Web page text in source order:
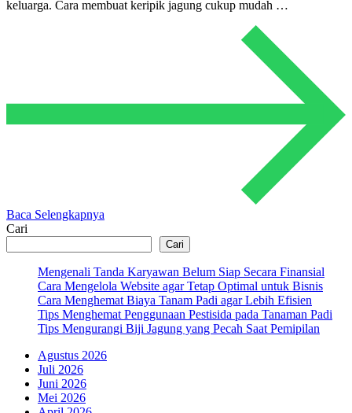
keluarga. Cara membuat keripik jagung cukup mudah …
Baca Selengkapnya
Cari
Cari
Mengenali Tanda Karyawan Belum Siap Secara Finansial
Cara Mengelola Website agar Tetap Optimal untuk Bisnis
Cara Menghemat Biaya Tanam Padi agar Lebih Efisien
Tips Menghemat Penggunaan Pestisida pada Tanaman Padi
Tips Mengurangi Biji Jagung yang Pecah Saat Pemipilan
Agustus 2026
Juli 2026
Juni 2026
Mei 2026